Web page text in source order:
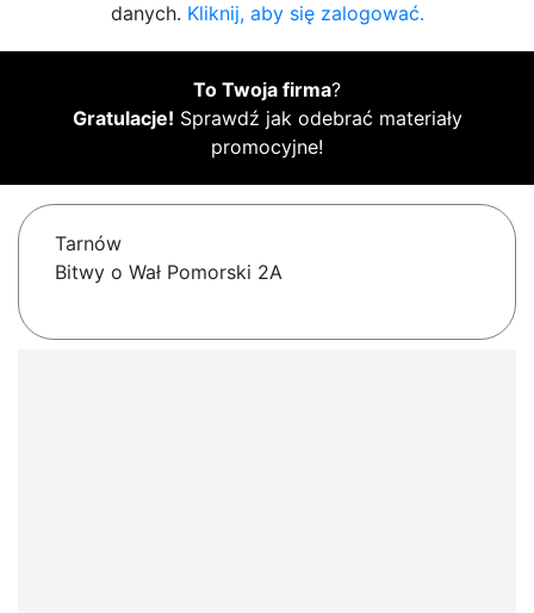
danych. Kliknij, aby się zalogować.
To Twoja firma?
Gratulacje! Sprawdź jak odebrać materiały
promocyjne!
Tarnów
Bitwy o Wał Pomorski 2A